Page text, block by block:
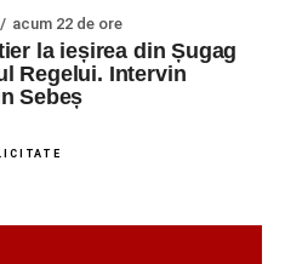
Prima ediție a Transylvania
din Gârbova
acum 22 de ore
la ieșirea din Șugag
Regelui. Intervin
Sebeș